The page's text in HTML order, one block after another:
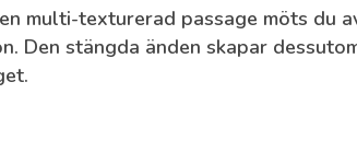
multi-texturerad passage möts du
Den stängda änden skapar